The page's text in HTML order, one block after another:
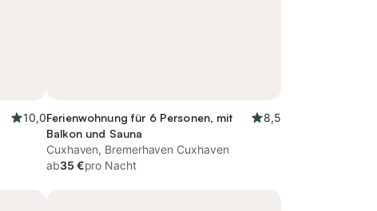
10,0Ferienwohnung für 6 Personen, mit
Balkon und Sauna
8,5
Cuxhaven, Bremerhaven Cuxhaven
ab35 €pro Nacht